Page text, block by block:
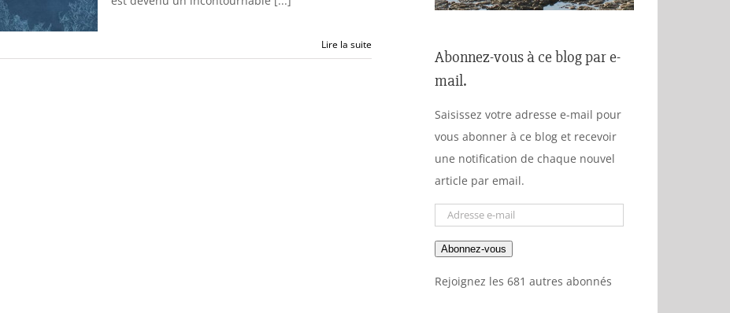
Lire la suite
Abonnez-vous à ce blog par e-
mail.
Saisissez votre adresse e-mail pour
vous abonner à ce blog et recevoir
une notification de chaque nouvel
article par email.
Adresse
mail
Abonnez-vous
Rejoignez les 681 autres abonnés